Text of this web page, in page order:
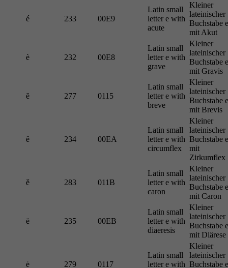
é 233 00E9
Latin small
letter e with
acute
Kleiner
lateinischer
Buchstabe e
mit Akut
è 232 00E8
Latin small
letter e with
grave
Kleiner
lateinischer
Buchstabe e
mit Gravis
ĕ 277 0115
Latin small
letter e with
breve
Kleiner
lateinischer
Buchstabe e
mit Brevis
ê 234 00EA
Latin small
letter e with
circumflex
Kleiner
lateinischer
Buchstabe e
mit
Zirkumflex
ě 283 011B
Latin small
letter e with
caron
Kleiner
lateinischer
Buchstabe e
mit Caron
ë 235 00EB
Latin small
letter e with
diaeresis
Kleiner
lateinischer
Buchstabe e
mit Diärese
ė 279 0117
Latin small
letter e with
Kleiner
lateinischer
Buchstabe e